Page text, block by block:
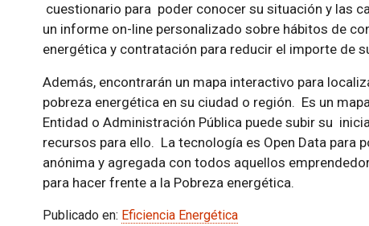
cuestionario para poder conocer su situación y las
un informe on-line personalizado sobre hábitos de
energética y contratación para reducir el importe de
Además, encontrarán un mapa interactivo para
pobreza energética en su ciudad o región. Es un
Entidad o Administración Pública puede subir su
recursos para ello. La tecnología es Open Data
anónima y agregada con todos aquellos
para hacer frente a la Pobreza energética.
Publicado en: Eficiencia Energética